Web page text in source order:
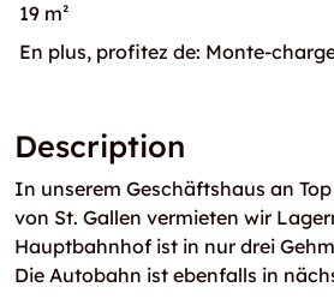
19 m²
En plus, profitez de: Monte-
Description
In unserem Geschäftshaus an
von St. Gallen vermieten wir
Hauptbahnhof ist in nur drei
Die Autobahn ist ebenfalls in